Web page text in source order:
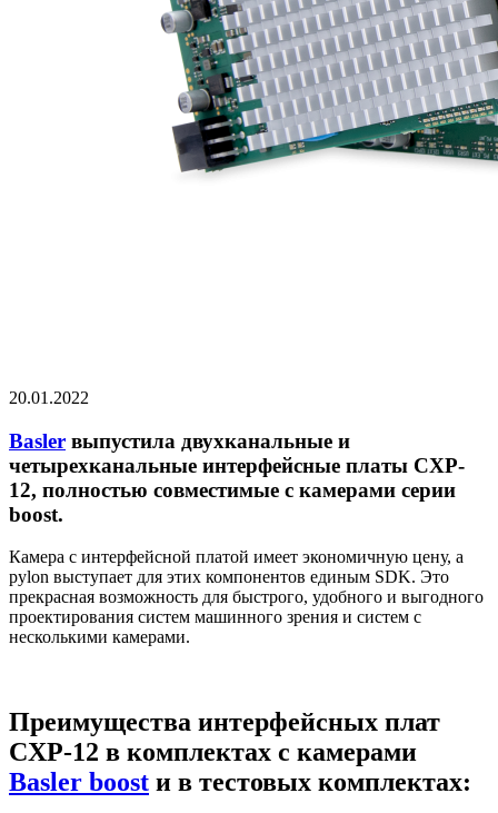
20.01.2022
Basler выпустила двухканальные и
четырехканальные интерфейсные платы CXP-
12, полностью совместимые с камерами серии
boost.
Камера с интерфейсной платой имеет экономичную цену, а
pylon выступает для этих компонентов единым SDK. Это
прекрасная возможность для быстрого, удобного и выгодного
проектирования систем машинного зрения и систем с
несколькими камерами.
Преимущества интерфейсных плат
CXP-12 в комплектах с камерами
Basler boost и в тестовых комплектах: